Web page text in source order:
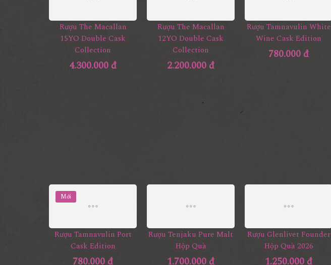
Rượu The Macallan
15YO Double Cask
Collection
4.300.000 đ
Rượu The Macallan
12YO Double Cask
Collection
2.200.000 đ
Rượu Tamnavulin White
Wine Cask Edition
780.000 đ
Mới
Rượu Tamnavulin Port
Cask Edition
780.000 đ
Rượu Tenjaku Pure Malt
Hộp Quà
1.700.000 đ
Rượu Glenlivet Founder
Hộp Quà 2026
1.250.000 đ